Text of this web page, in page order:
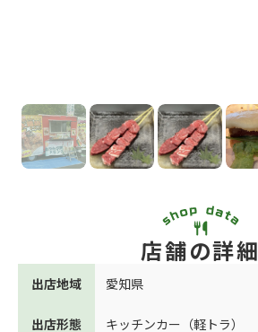
店舗の詳細
出店地域 愛知県
出店形態 キッチンカー（軽トラ）